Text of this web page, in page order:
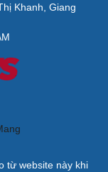
Khanh, Giang
từ website này khi